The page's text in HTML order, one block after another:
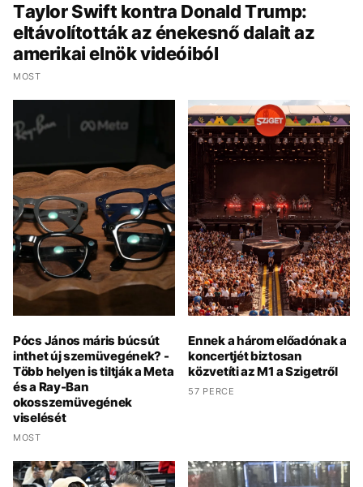
Taylor Swift kontra Donald Trump:
eltávolították az énekesnő dalait az
amerikai elnök videóiból
MOST
Pócs János máris búcsút
inthet új szemüvegének? -
Több helyen is tiltják a Meta
és a Ray-Ban
okosszemüvegének
viselését
MOST
Ennek a három előadónak a
koncertjét biztosan
közvetíti az M1 a Szigetről
57 PERCE